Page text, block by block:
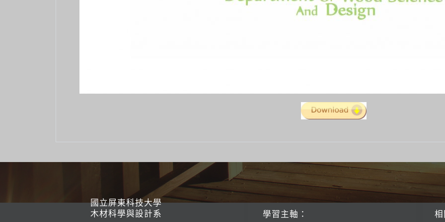
國立屏東科技大學
木材科學與設計系
學習主軸：